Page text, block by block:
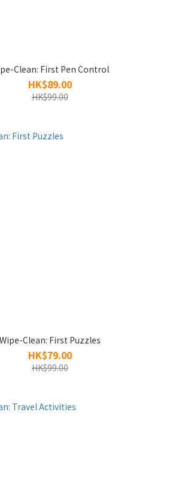
Clean: First Pen Control
HK$89.00
HK$99.00
Wipe-Clean: First Puzzles
HK$79.00
HK$99.00